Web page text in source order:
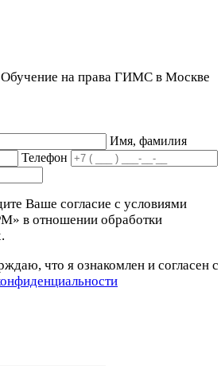
на права ГИМС в Москве
Имя, фамилия
Телефон
Ваше согласие с условиями
в отношении обработки
что я ознакомлен и согласен с